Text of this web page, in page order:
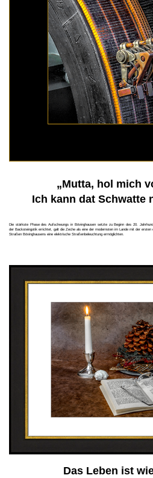
„Mutta, hol mich
Ich kann dat Schwatte
Die stärkste Phase des Aufschwungs in Bövinghausen setzte zu Beginn des 20.
der Backsteingotik errichtet, galt die Zeche als eine der modernsten im Lande mit der
Straßen Bövinghausens eine elektrische Straßenbeleuchtung ermöglichten.
Das Leben ist